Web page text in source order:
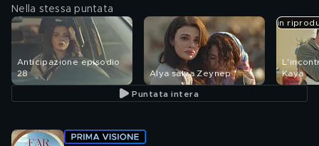
Nella stessa puntata
Anticipazione episodio
28
Alya salva Zeynep
in
Kaya
Puntata intera